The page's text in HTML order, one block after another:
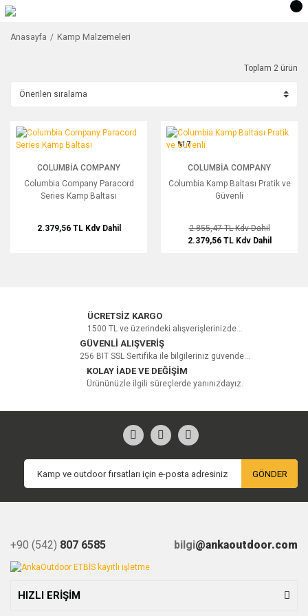
Anasayfa Kamp Malzemeleri
Toplam 2 ürün
Columbia Company Paracord Series Kamp Baltası
COLUMBIA COMPANY
Columbia Company Paracord
Series Kamp Baltası
2.379,56 TL Kdv Dahil
Columbia Kamp Baltası Pratik ve
%17
COLUMBIA COMPANY
Columbia Kamp Baltası Pratik ve
Güvenli
2.855,47 TLKdv Dahil
2.379,56 TL Kdv Dahil
ÜCRETSİZ KARGO
1500 TL ve üzerindeki alışverişlerinizde...
GÜVENLİ ALIŞVERİŞ
256 BIT SSL Sertifika ile bilgileriniz güvende...
KOLAY İADE VE DEĞİŞİM
Ürününüzle ilgili süreçlerde yanınızdayız.
GÖNDER
+90 (542) 807 6585 bilgi@ankaoutdoor.com
HIZLI ERİŞİM